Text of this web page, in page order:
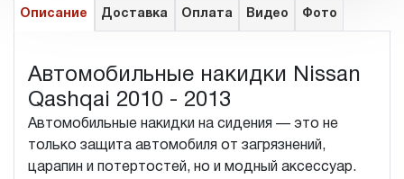
Описание Доставка Оплата Видео Фото
Автомобильные накидки Nissan
Qashqai 2010 - 2013
Автомобильные накидки на сидения — это не
только защита автомобиля от загрязнений,
царапин и потертостей, но и модный аксессуар.